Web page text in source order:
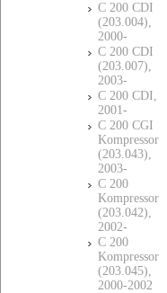
C 200 CDI
(203.004),
2000-
C 200 CDI
(203.007),
2003-
C 200 CDI,
2001-
C 200 CGI
Kompressor
(203.043),
2003-
C 200
Kompressor
(203.042),
2002-
C 200
Kompressor
(203.045),
2000-2002